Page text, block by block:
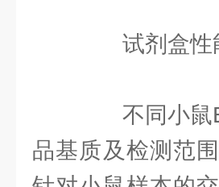
试剂盒性
不同小鼠
品基质及检测范